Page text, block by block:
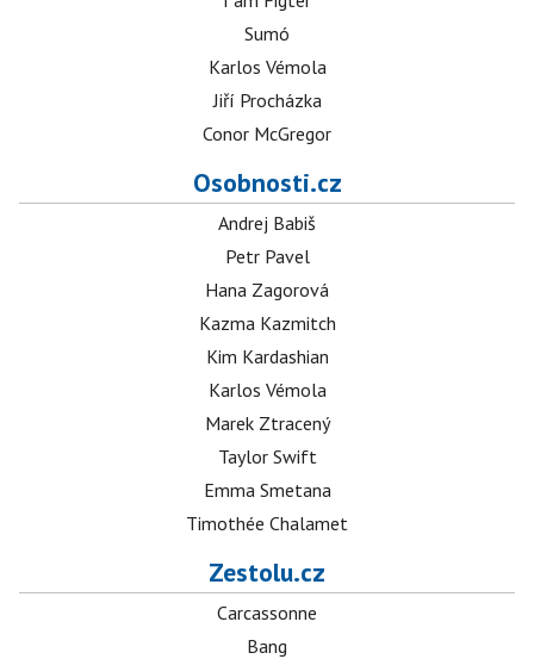
Sumó
Karlos Vémola
Jiří Procházka
Conor McGregor
Osobnosti.cz
Andrej Babiš
Petr Pavel
Hana Zagorová
Kazma Kazmitch
Kim Kardashian
Karlos Vémola
Marek Ztracený
Taylor Swift
Emma Smetana
Timothée Chalamet
Zestolu.cz
Carcassonne
Bang